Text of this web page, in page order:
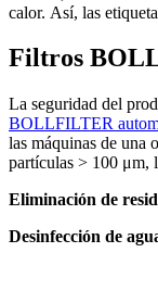
calor. Así, las
Filtros
La seguridad del
BOLLFILTER
las máquinas de una
partículas > 100 μm,
Eliminación de
Desinfección de